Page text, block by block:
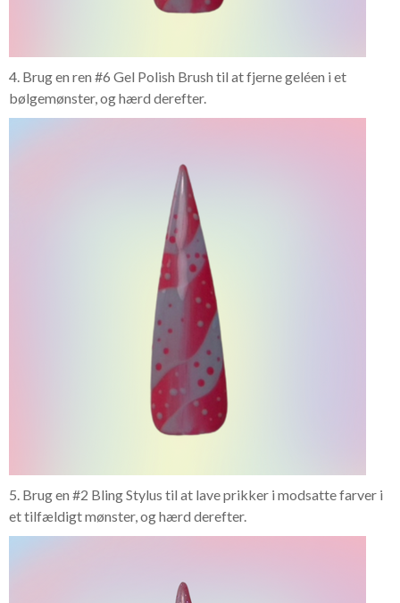
4. Brug en ren #6 Gel Polish Brush til at fjerne geléen i et
bølgemønster, og hærd derefter.
5. Brug en #2 Bling Stylus til at lave prikker i modsatte farver i
et tilfældigt mønster, og hærd derefter.